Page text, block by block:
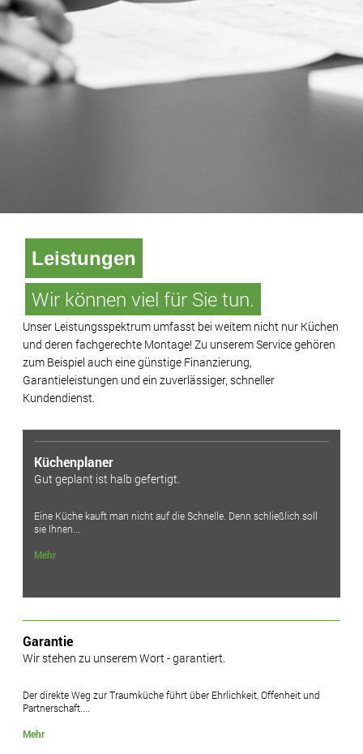
Leistungen
Wir können viel für Sie tun.
Unser Leistungsspektrum umfasst bei weitem nicht nur Küchen
und deren fachgerechte Montage! Zu unserem Service gehören
zum Beispiel auch eine günstige Finanzierung,
Garantieleistungen und ein zuverlässiger, schneller
Kundendienst.
Küchenplaner
Gut geplant ist halb gefertigt.
Eine Küche kauft man nicht auf die Schnelle. Denn schließlich soll
sie Ihnen...
Mehr
Garantie
Wir stehen zu unserem Wort - garantiert.
Der direkte Weg zur Traumküche führt über Ehrlichkeit, Offenheit und
Partnerschaft....
Mehr